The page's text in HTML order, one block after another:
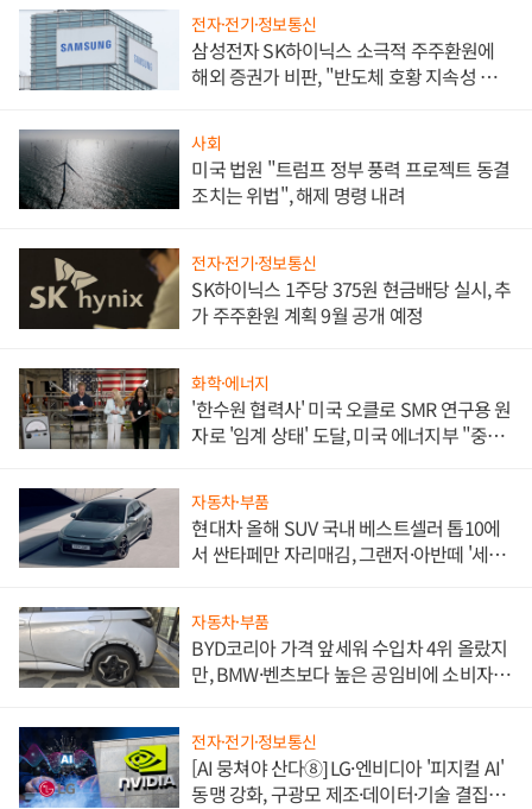
전자·전기·정보통신
삼성전자 SK하이닉스 소극적 주주환원에
해외 증권가 비판, "반도체 호황 지속성 의
사회
미국 법원 "트럼프 정부 풍력 프로젝트 동결
조치는 위법", 해제 명령 내려
전자·전기·정보통신
SK하이닉스 1주당 375원 현금배당 실시, 추
가 주주환원 계획 9월 공개 예정
화학·에너지
'한수원 협력사' 미국 오클로 SMR 연구용 원
자로 '임계 상태' 도달, 미국 에너지부 "중요
자동차·부품
현대차 올해 SUV 국내 베스트셀러 톱10에
서 싼타페만 자리매김, 그랜저·아반떼 '세단
자동차·부품
BYD코리아 가격 앞세워 수입차 4위 올랐지
만, BMW·벤츠보다 높은 공임비에 소비자
전자·전기·정보통신
[AI 뭉쳐야 산다⑧] LG·엔비디아 '피지컬 AI'
동맹 강화, 구광모 제조·데이터·기술 결집